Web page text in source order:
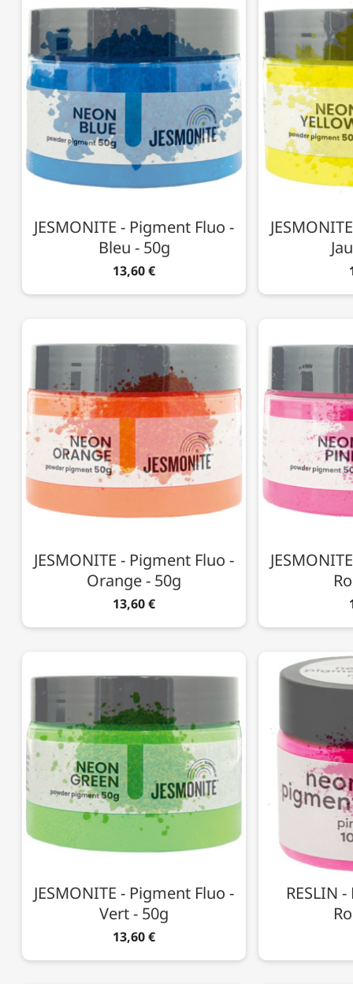
JESMONITE - Pigment Fluo -
Bleu - 50g
13,60 €
JESMONITE - Pigment Fluo -
Orange - 50g
13,60 €
JESMONITE - Pigment Fluo -
Vert - 50g
13,60 €
RESLIN